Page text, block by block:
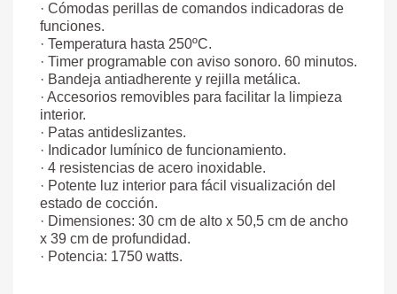
· Cómodas perillas de comandos indicadoras de
funciones.
· Temperatura hasta 250ºC.
· Timer programable con aviso sonoro. 60 minutos.
· Bandeja antiadherente y rejilla metálica.
· Accesorios removibles para facilitar la limpieza
interior.
· Patas antideslizantes.
· Indicador lumínico de funcionamiento.
· 4 resistencias de acero inoxidable.
· Potente luz interior para fácil visualización del
estado de cocción.
· Dimensiones: 30 cm de alto x 50,5 cm de ancho
x 39 cm de profundidad.
· Potencia: 1750 watts.